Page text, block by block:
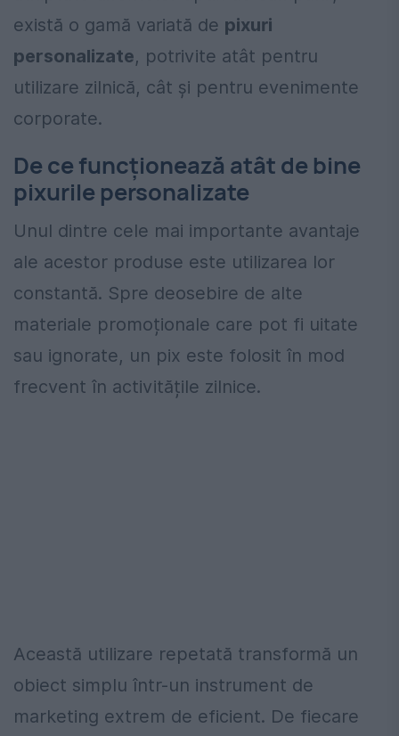
există o gamă variată de pixuri
personalizate, potrivite atât pentru
utilizare zilnică, cât și pentru evenimente
corporate.
De ce funcționează atât de bine
pixurile personalizate
Unul dintre cele mai importante avantaje
ale acestor produse este utilizarea lor
constantă. Spre deosebire de alte
materiale promoționale care pot fi uitate
sau ignorate, un pix este folosit în mod
frecvent în activitățile zilnice.
Această utilizare repetată transformă un
obiect simplu într-un instrument de
marketing extrem de eficient. De fiecare